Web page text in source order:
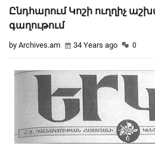
Ընդհարում Կոշի ուղղիչ
գաղութում
by Archives.am 34 Years ago 0